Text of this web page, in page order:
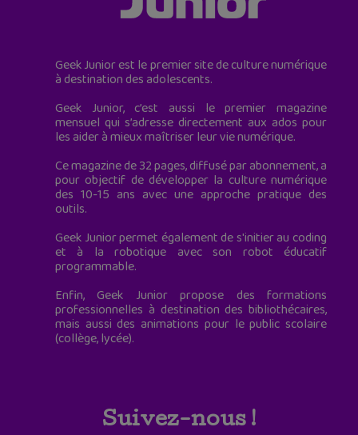
Geek Junior est le premier site de culture numérique
à destination des adolescents.
Geek Junior, c’est aussi le premier magazine
mensuel qui s’adresse directement aux ados pour
les aider à mieux maîtriser leur vie numérique.
Ce magazine de 32 pages, diffusé par abonnement, a
pour objectif de développer la culture numérique
des 10-15 ans avec une approche pratique des
outils.
Geek Junior permet également de s'initier au coding
et à la robotique avec son robot éducatif
programmable.
Enfin, Geek Junior propose des formations
professionnelles à destination des bibliothécaires,
mais aussi des animations pour le public scolaire
(collège, lycée).
Suivez-nous !